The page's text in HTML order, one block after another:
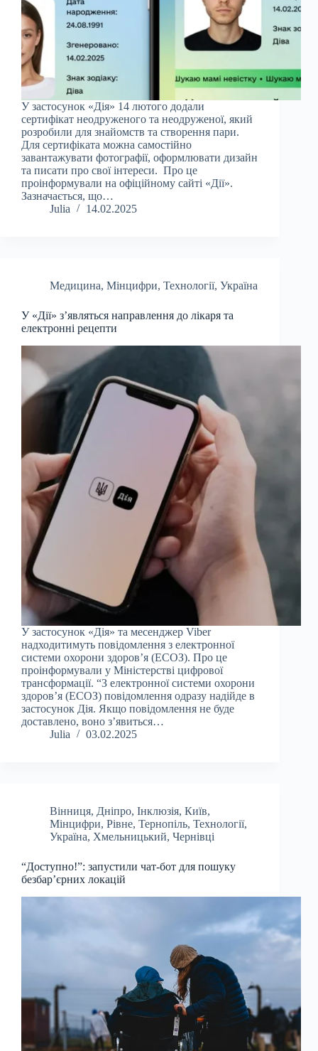
У застосунок «Дія» 14 лютого додали
сертифікат неодруженого та неодруженої, який
розробили для знайомств та створення пари.
Для сертифіката можна самостійно
завантажувати фотографії, оформлювати дизайн
та писати про свої інтереси. Про це
проінформували на офіційному сайті «Дії».
Зазначається, що…
Julia
14.02.2025
Медицина, Мінцифри, Технології, Україна
У «Дії» з’являться направлення до лікаря та
електронні рецепти
У застосунок «Дія» та месенджер Viber
надходитимуть повідомлення з електронної
системи охорони здоров’я (ЕСОЗ). Про це
проінформували у Міністерстві цифрової
трансформації. “З електронної системи охорони
здоров’я (ЕСОЗ) повідомлення одразу надійде в
застосунок Дія. Якщо повідомлення не буде
доставлено, воно з’явиться…
Julia
03.02.2025
Вінниця, Дніпро, Інклюзія, Київ,
Мінцифри, Рівне, Тернопіль, Технології,
Україна, Хмельницький, Чернівці
“Доступно!”: запустили чат-бот для пошуку
безбар’єрних локацій